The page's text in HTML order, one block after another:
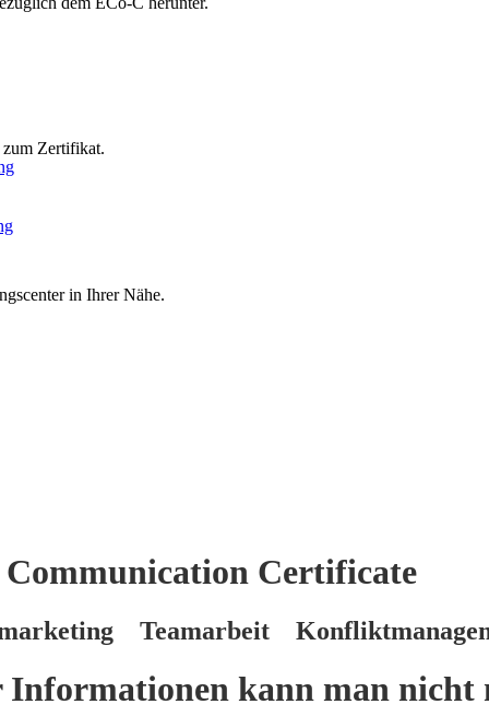
Certificate
Teamarbeit
Informationen kann man nicht
Zertifikat.
in Ihrer Nähe.